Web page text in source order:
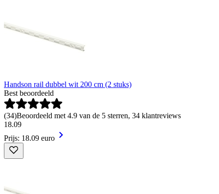
Handson rail dubbel wit 200 cm (2 stuks)
Best beoordeeld
(34)Beoordeeld met 4.9 van de 5 sterren, 34 klantreviews
18.09
Prijs: 18.09 euro